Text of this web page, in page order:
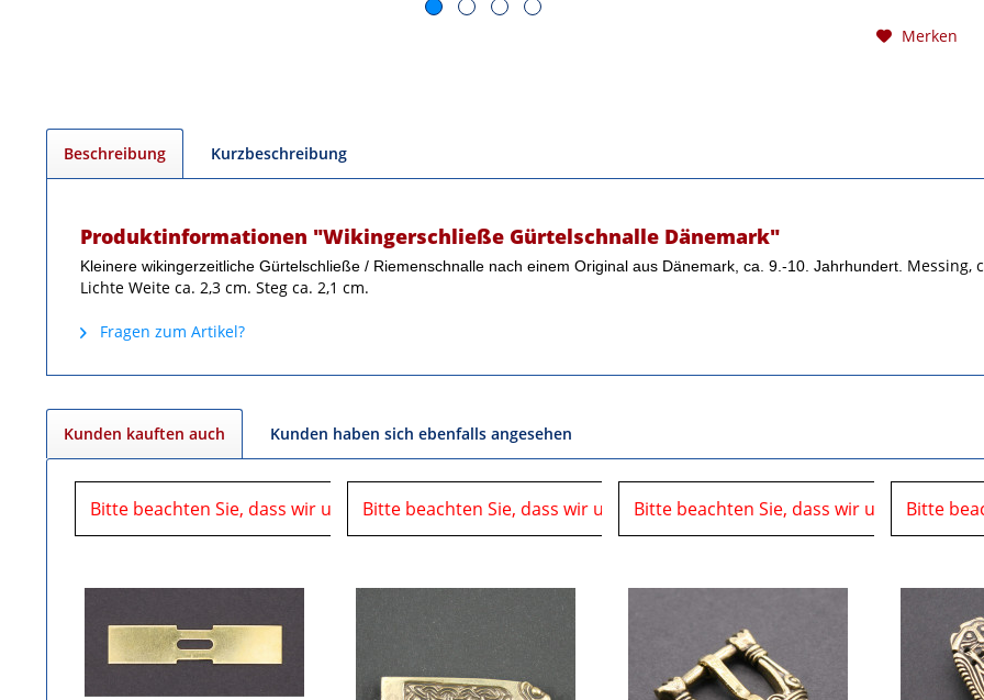
Merken
Beschreibung Kurzbeschreibung
Produktinformationen "Wikingerschließe Gürtelschnalle Dänemark"
Kleinere wikingerzeitliche Gürtelschließe / Riemenschnalle nach einem Original aus Dänemark, ca. 9.-10. Jahrhundert. Messing,
Lichte Weite ca. 2,3 cm. Steg ca. 2,1 cm.
Fragen zum Artikel?
Kunden kauften auch Kunden haben sich ebenfalls angesehen
Bitte beachten Sie, dass wir uns in der Zeit vom 06.08.2026 bis 10.08.2026 auf einer Veranstaltung
Bitte beachten Sie, dass wir uns in der Zeit vom 06.08.2026 bis
Bitte beachten Sie, dass wir uns in der
Bitte